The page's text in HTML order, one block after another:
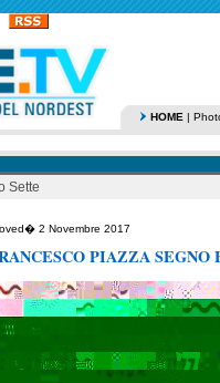
HOME |
Sette
2 Novembre 2017
PIAZZA SEGNO